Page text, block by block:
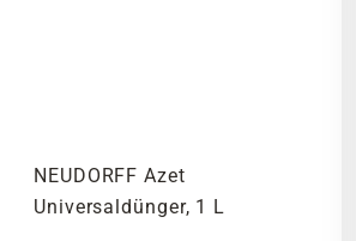
NEUDORFF Azet
Universaldünger, 1 L